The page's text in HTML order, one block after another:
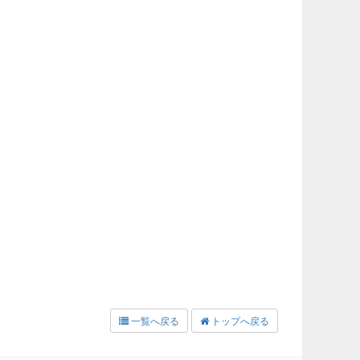
一覧へ戻る トップへ戻る